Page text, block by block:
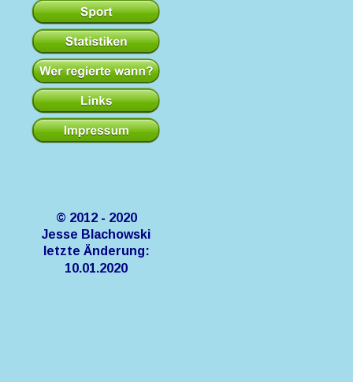
© 2012 - 2020
Jesse Blachowski
letzte Änderung:
10.01.2020